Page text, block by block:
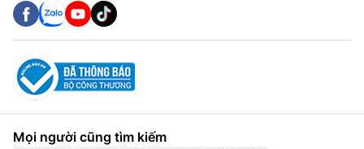
Mọi người cũng tìm kiếm